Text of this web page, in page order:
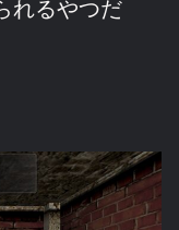
れるやつだ